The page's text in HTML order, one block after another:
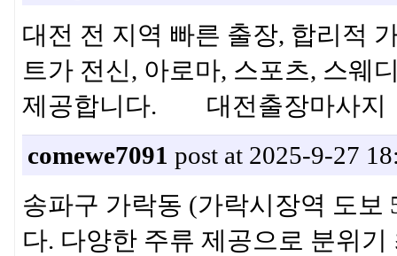
대전 전 지역 빠른 출장, 합리적
트가 전신, 아로마, 스포츠, 스웨
제공합니다. 대전출장마사지
comewe7091 post at 2025-9-27
송파구 가락동 (가락시장역 도
다. 다양한 주류 제공으로 분위